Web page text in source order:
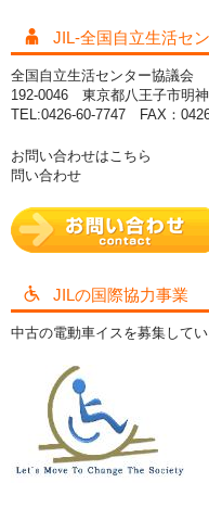
JIL-全国自立生活セ
全国自立生活センター協議会
192-0046 東京都八王子市明
TEL:0426-60-7747 FAX：
お問い合わせはこちら
問い合わせ
JILの国際協力事業
中古の電動車イスを募集して